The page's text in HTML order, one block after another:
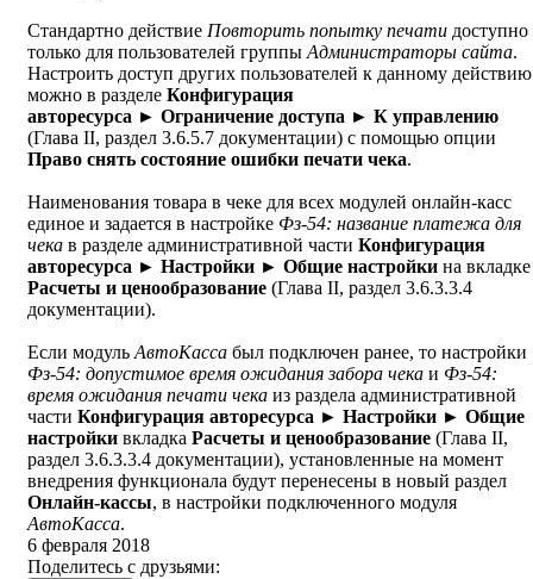
Стандартно действие Повторить попытку печати доступно
только для пользователей группыАдминистраторы сайта.
Настроить доступ других пользователей к данному действию
можно в разделе Конфигурация
авторесурса ► Ограничение доступа ► К управлению
(Глава II, раздел 3.6.5.7 документации) с помощью опции
Право снять состояние ошибки печати чека.
Наименования товара в чеке для всех модулей онлайн-касс
единое и задается в настройке Фз-54: название платежа для
чека в разделе административной части Конфигурация
авторесурса ► Настройки ► Общие настройки на вкладке
Расчеты и ценообразование (Глава II, раздел 3.6.3.3.4
документации).
Если модульАвтоКасса был подключен ранее, то настройки
Фз-54: допустимое время ожидания забора чека и Фз-54:
время ожидания печати чека из раздела административной
части Конфигурация авторесурса ► Настройки ► Общие
настройки вкладка Расчеты и ценообразование (Глава II,
раздел 3.6.3.3.4 документации), установленные на момент
внедрения функционала будут перенесены в новый раздел
Онлайн-кассы, в настройки подключенного модуля
АвтоКасса.
6 февраля 2018
Поделитесь с друзьями: